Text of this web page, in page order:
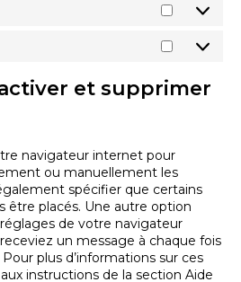
et supprimer
navigateur internet pour
ou manuellement les
spécifier que certains
être placés. Une autre option
de votre navigateur
un message à chaque fois
plus d’informations sur ces
instructions de la section Aide